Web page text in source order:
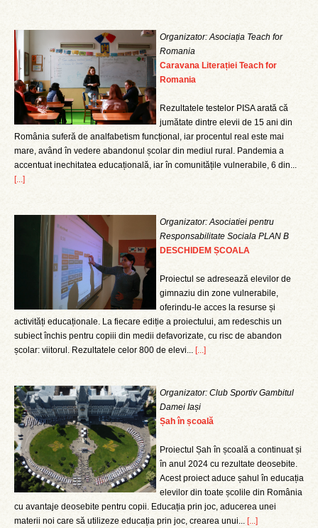
Organizator: Asociația Teach for
Romania
Caravana Literației Teach for
Romania
Rezultatele testelor PISA arată că
jumătate dintre elevii de 15 ani din
România suferă de analfabetism funcțional, iar procentul real este mai
mare, având în vedere abandonul școlar din mediul rural. Pandemia a
accentuat inechitatea educațională, iar în comunitățile vulnerabile, 6 din...
[...]
Organizator: Asociatiei pentru
Responsabilitate Sociala PLAN B
DESCHIDEM ȘCOALA
Proiectul se adresează elevilor de
gimnaziu din zone vulnerabile,
oferindu-le acces la resurse și
activități educaționale. La fiecare ediție a proiectului, am redeschis un
subiect închis pentru copiii din medii defavorizate, cu risc de abandon
școlar: viitorul. Rezultatele celor 800 de elevi... [...]
Organizator: Club Sportiv Gambitul
Damei Iași
Șah în școală
Proiectul Șah în școală a continuat și
în anul 2024 cu rezultate deosebite.
Acest proiect aduce șahul în educația
elevilor din toate școlile din România
cu avantaje deosebite pentru copii. Educația prin joc, aducerea unei
materii noi care să utilizeze educația prin joc, crearea unui... [...]